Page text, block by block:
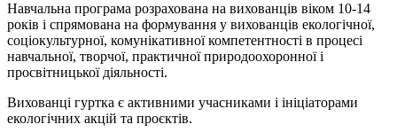
Навчальна програма розрахована на вихованців віком 10-14
років і спрямована на формування у вихованців екологічної,
соціокультурної, комунікативної компетентності в процесі
навчальної, творчої, практичної природоохоронної і
просвітницької діяльності.
Вихованці гуртка є активними учасниками і ініціаторами
екологічних акцій та проєктів.